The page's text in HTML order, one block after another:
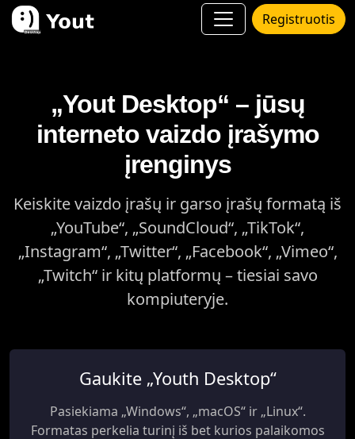
Registruotis
„Yout Desktop“ – jūsų
interneto vaizdo įrašymo
įrenginys
Keiskite vaizdo įrašų ir garso įrašų formatą iš
„YouTube“, „SoundCloud“, „TikTok“,
„Instagram“, „Twitter“, „Facebook“, „Vimeo“,
„Twitch“ ir kitų platformų – tiesiai savo
kompiuteryje.
Gaukite „Youth Desktop“
Pasiekiama „Windows“, „macOS“ ir „Linux“.
Formatas perkelia turinį iš bet kurios palaikomos